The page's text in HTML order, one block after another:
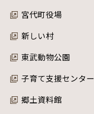
宮代町役場
新しい村
東武動物公園
子育て支援センター
郷土資料館